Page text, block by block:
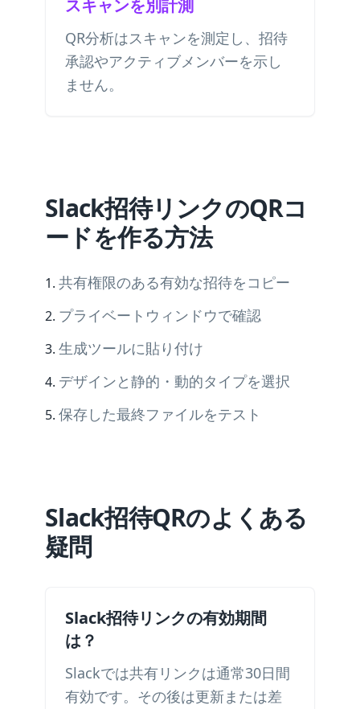
スキャンを別計測
QR分析はスキャンを測定し、招待
承認やアクティブメンバーを示し
ません。
Slack招待リンクのQRコ
ードを作る方法
共有権限のある有効な招待をコピー
プライベートウィンドウで確認
生成ツールに貼り付け
デザインと静的・動的タイプを選択
保存した最終ファイルをテスト
Slack招待QRのよくある
疑問
Slack招待リンクの有効期間
は？
Slackでは共有リンクは通常30日間
有効です。その後は更新または差